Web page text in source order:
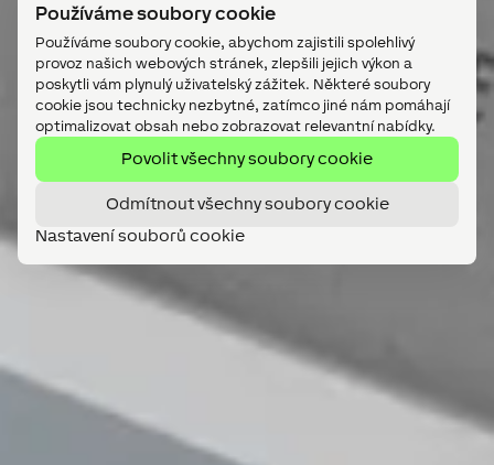
Používáme soubory cookie
Používáme soubory cookie, abychom zajistili spolehlivý
provoz našich webových stránek, zlepšili jejich výkon a
poskytli vám plynulý uživatelský zážitek. Některé soubory
cookie jsou technicky nezbytné, zatímco jiné nám pomáhají
optimalizovat obsah nebo zobrazovat relevantní nabídky.
Povolit všechny soubory cookie
Odmítnout všechny soubory cookie
Nastavení souborů cookie